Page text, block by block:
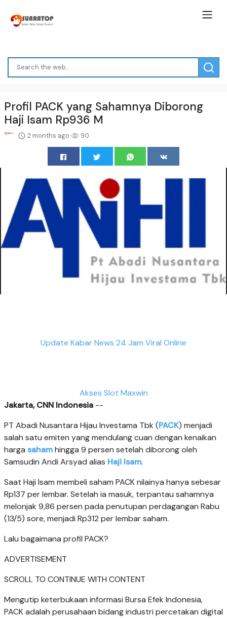
Profil PACK yang Sahamnya Diborong
Haji Isam Rp936 M
2 months ago 90
Update Kabar News 24 Jam Viral Online
Akses Slot Maxwin
Jakarta, CNN Indonesia --
PT Abadi Nusantara Hijau Investama Tbk (PACK) menjadi
salah satu emiten yang mendulang cuan dengan kenaikan
harga sahamhingga 9 persen setelah diborong oleh
Samsudin Andi Arsyad alias Haji Isam.
Saat Haji Isam membeli saham PACK nilainya hanya sebesar
Rp137 per lembar. Setelah ia masuk, terpantau sahamnya
melonjak 9,86 persen pada penutupan perdagangan Rabu
(13/5) sore, menjadi Rp312 per lembar saham.
Lalu bagaimana profil PACK?
ADVERTISEMENT
SCROLL TO CONTINUE WITH CONTENT
Mengutip keterbukaan informasi Bursa Efek Indonesia,
PACK adalah perusahaan bidang industri percetakan digital